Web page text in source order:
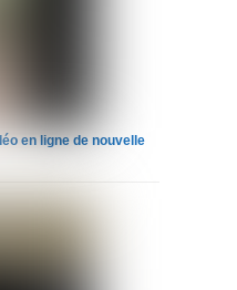
en ligne de nouvelle